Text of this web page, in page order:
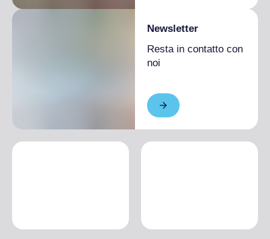
Newsletter
Resta in contatto con
noi